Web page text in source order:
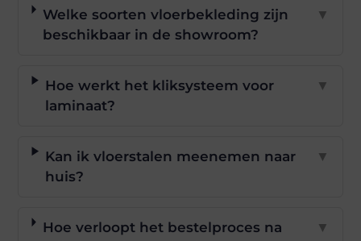
Welke soorten vloerbekleding zijn
beschikbaar in de showroom?
▼
Hoe werkt het kliksysteem voor
laminaat?
▼
Kan ik vloerstalen meenemen naar
huis?
▼
Hoe verloopt het bestelproces na
▼